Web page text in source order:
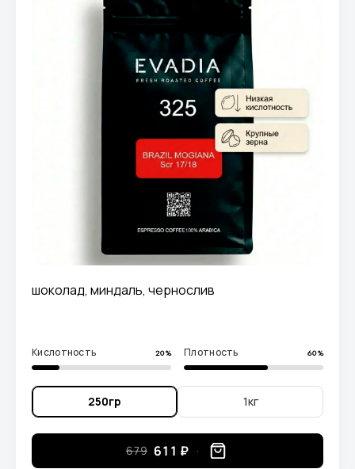
шоколад, миндаль, чернослив
Кислотность 20% Плотность 60%
250гр 1кг
679 611 ₽